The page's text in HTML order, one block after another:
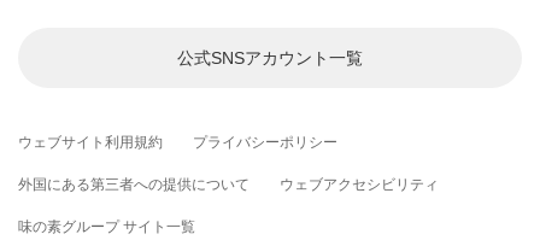
ウェブサイト利用規約 プライバシーポリシー
外国にある第三者への提供について ウェブアクセシビリティ
味の素グループ サイト一覧
公式SNSアカウント一覧